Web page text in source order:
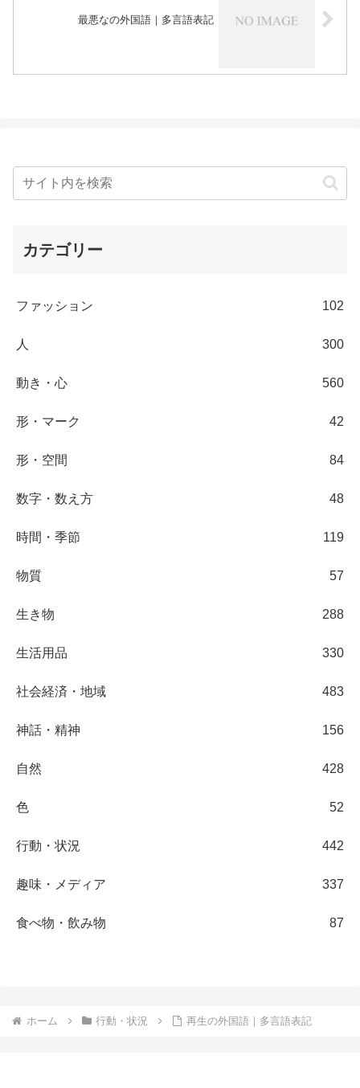
最悪なの外国語｜多言語表記
カテゴリー
ファッション 102
人 300
動き・心 560
形・マーク 42
形・空間 84
数字・数え方 48
時間・季節 119
物質 57
生き物 288
生活用品 330
社会経済・地域 483
神話・精神 156
自然 428
色 52
行動・状況 442
趣味・メディア 337
食べ物・飲み物 87
ホーム 行動・状況 再生の外国語｜多言語表記